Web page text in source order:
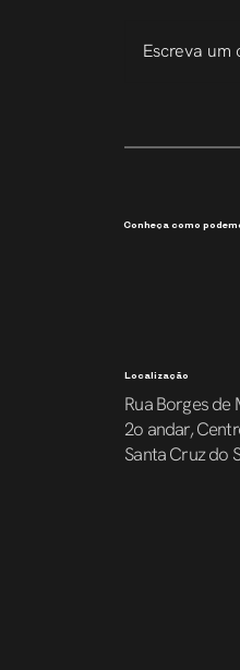
Escreva um
Conheça como
Localização
Rua Borges de
2o andar,
Santa Cruz do